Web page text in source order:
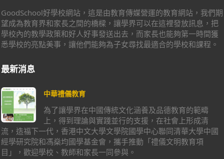
GoodSchool好學校網站，這是由教育傳媒營運的教育網站，我們期
望成為教育界和家長之間的橋樑，讓學界可以在這裡發放訊息，把
學校內的教學政策和好人好事發送出去，而家長也能夠第一時間獲
悉學校的亮點美事，讓他們能夠為子女尋找最適合的學校和課程。
最新消息
中華禮儀教育
為了讓學界在中國傳統文化涵養及品德教育的範疇
上，得到理論與實踐並行的支援，在社會上形成清
流，造福下一代，香港中文大學文學院國學中心聯同清華大學中國
經學研究院和馮燊均國學基金會，攜手推動「禮儀文明教育項
目」，歡迎學校、教師和家長一同參與。